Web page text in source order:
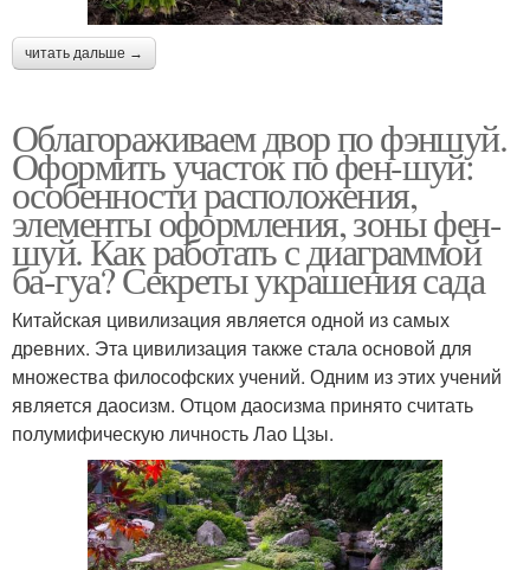
читать дальше →
Облагораживаем двор по фэншуй.
Оформить участок по фен-шуй:
особенности расположения,
элементы оформления, зоны фен-
шуй. Как работать с диаграммой
ба-гуа? Секреты украшения сада
Китайская цивилизация является одной из самых
древних. Эта цивилизация также стала основой для
множества философских учений. Одним из этих учений
является даосизм. Отцом даосизма принято считать
полумифическую личность Лао Цзы.